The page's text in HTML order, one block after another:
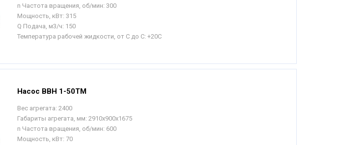
n Частота вращения, об/мин: 300
Мощность, кВт: 315
Q Подача, м3/ч: 150
Температура рабочей жидкости, от С до С: +20С
Насос ВВН 1-50ТМ
Вес агрегата: 2400
Габариты агрегата, мм: 2910х900х1675
n Частота вращения, об/мин: 600
Мощность, кВт: 70